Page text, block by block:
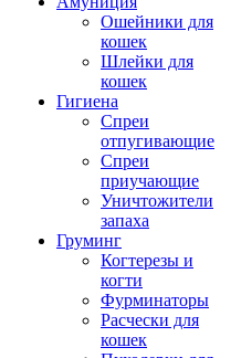
Ошейники для
кошек
Шлейки для
кошек
Гигиена
Спреи
отпугивающие
Спреи
приучающие
Уничтожители
запаха
Груминг
Когтерезы и
когти
Фурминаторы
Расчески для
кошек